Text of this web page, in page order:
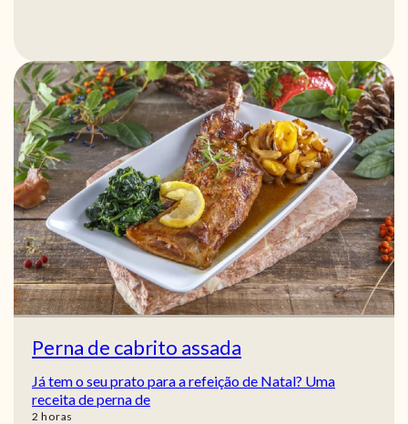
Perna de cabrito assada
Já tem o seu prato para a refeição de Natal? Uma
receita de perna de
2 horas
horas